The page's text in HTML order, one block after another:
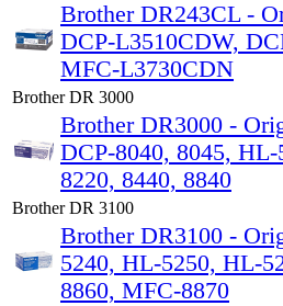
Brother DR243CL -
DCP-L3510CDW,
MFC-L3730CDN
Brother DR 3000
Brother DR3000 -
DCP-8040, 8045,
8220, 8440, 8840
Brother DR 3100
Brother DR3100 -
5240, HL-5250, HL-
8860, MFC-8870